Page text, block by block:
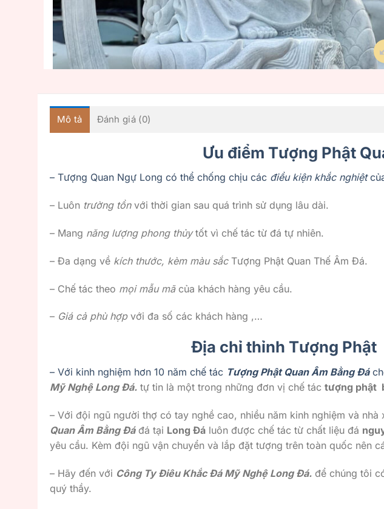
Mô tả Đánh giá (0)
Ưu điểm Tượng Phật
– Tượng Quan Ngự Long có thể chống chịu các điều kiện khắc nghiệt
– Luôn trường tồnvới thời gian sau quá trình sử dụng lâu dài.
– Mang năng lượng phong thủytốt vì chế tác từ đá tự nhiên.
– Đa dạng về kích thước, kèm màu sắcTượng Phật Quan Thế Âm Đá.
– Chế tác theo mọi mẫu mãcủa khách hàng yêu cầu.
– Giá cả phù hợpvới đa số các khách hàng ,…
Địa chỉ thỉnh Tượng Phật
– Với kinh nghiệm hơn 10 năm chế tác Tượng Phật Quan Âm Bằng Đá
Mỹ Nghệ Long Đá. tự tin là một trong những đơn vị chế tác tượng phật
– Với đội ngũ người thợ có tay nghề cao, nhiều năm kinh nghiệm và
Quan Âm Bằng Đáđá tại Long Đá luôn được chế tác từ chất liệu đá
yêu cầu. Kèm đội ngũ vận chuyển và lắp đặt tượng trên toàn quốc nên
– Hãy đến với Công Ty Điêu Khắc Đá Mỹ Nghệ Long Đá. để chúng tôi
quý thầy.